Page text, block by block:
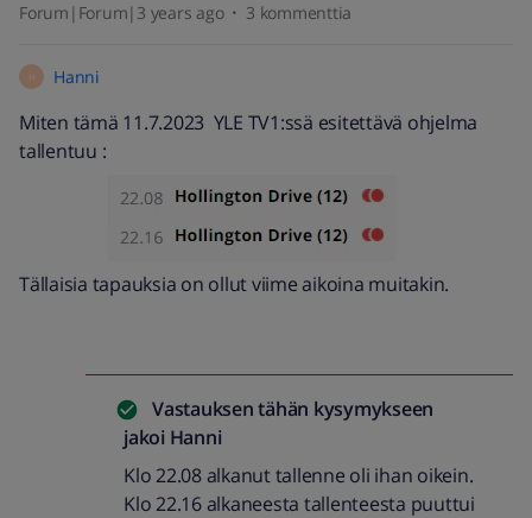
Forum|Forum|3 years ago 3 kommenttia
H Hanni
Miten tämä 11.7.2023 YLE TV1:ssä esitettävä ohjelma
tallentuu :
Tällaisia tapauksia on ollut viime aikoina muitakin.
Vastauksen tähän kysymykseen
jakoi Hanni
Klo 22.08 alkanut tallenne oli ihan oikein.
Klo 22.16 alkaneesta tallenteesta puuttui